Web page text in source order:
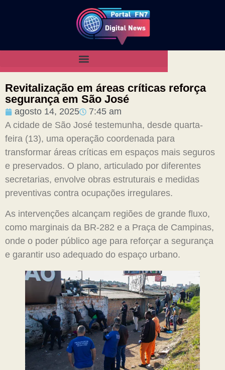
Revitalização em áreas críticas reforça
segurança em São José
agosto 14, 2025
7:45 am
A cidade de São José testemunha, desde quarta-
feira (13), uma operação coordenada para
transformar áreas críticas em espaços mais seguros
e preservados. O plano, articulado por diferentes
secretarias, envolve obras estruturais e medidas
preventivas contra ocupações irregulares.
As intervenções alcançam regiões de grande fluxo,
como marginais da BR-282 e a Praça de Campinas,
onde o poder público age para reforçar a segurança
e garantir uso adequado do espaço urbano.